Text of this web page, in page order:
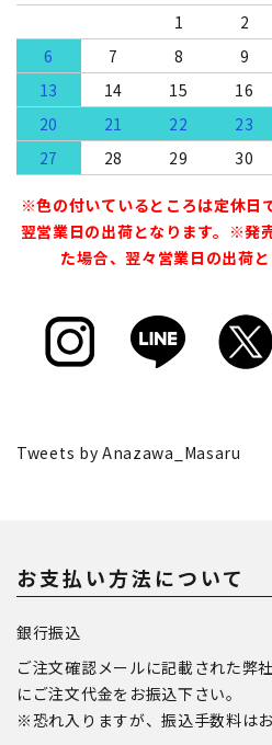
1
2
6
7 8 9
13
14 15 16
20
21 22 23
27
28 29 30
※色の付いているところは定休日
翌営業日の出荷となります。※発
た場合、翌々営業日の出荷と
Tweets by Anazawa_Masaru
お支払い方法について
銀行振込
ご注文確認メールに記載された弊
にご注文代金をお振込下さい。
※恐れ入りますが、振込手数料は